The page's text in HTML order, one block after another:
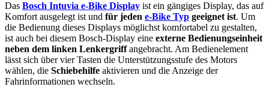
Das Bosch Intuvia e-Bike Display ist ein gängiges Display, das auf
Komfort ausgelegt ist und für jeden e-Bike Typ geeignet ist. Um
die Bedienung dieses Displays möglichst komfortabel zu gestalten,
ist auch bei diesem Bosch-Display eine externe Bedienungseinheit
neben dem linken Lenkergriffangebracht. Am Bedienelement
lässt sich über vier Tasten die Unterstützungsstufe des Motors
wählen, die Schiebehilfe aktivieren und die Anzeige der
Fahrinformationen wechseln.